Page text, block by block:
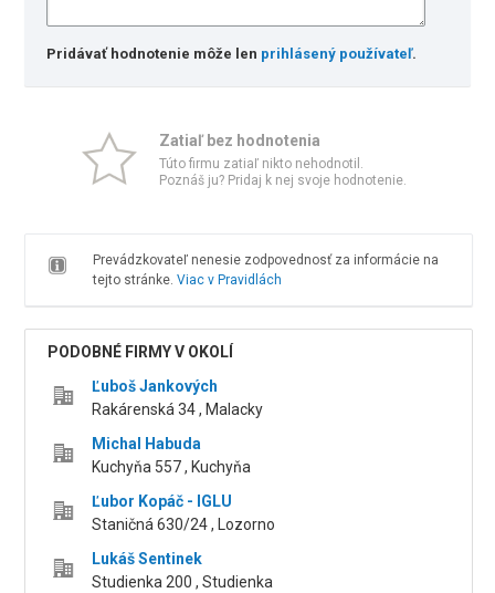
Pridávať hodnotenie môže len prihlásený používateľ.
Zatiaľ bez hodnotenia
Túto firmu zatiaľ nikto nehodnotil.
Poznáš ju? Pridaj k nej svoje hodnotenie.
Prevádzkovateľ nenesie zodpovednosť za informácie na
tejto stránke. Viac v Pravidlách
PODOBNÉ FIRMY V OKOLÍ
Ľuboš Jankových
Rakárenská 34 , Malacky
Michal Habuda
Kuchyňa 557 , Kuchyňa
Ľubor Kopáč - IGLU
Staničná 630/24 , Lozorno
Lukáš Sentinek
Studienka 200 , Studienka